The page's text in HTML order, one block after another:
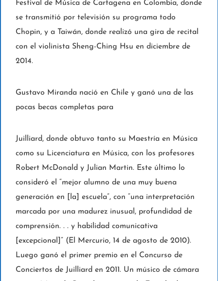
Festival de Música de Cartagena en Colombia, donde
se transmitió por televisión su programa todo
Chopin, y a Taiwán, donde realizó una gira de recital
con el violinista Sheng-Ching Hsu en diciembre de
2014.
Gustavo Miranda nació en Chile y ganó una de las
pocas becas completas para
Juilliard, donde obtuvo tanto su Maestría en Música
como su Licenciatura en Música, con los profesores
Robert McDonald y Julian Martin. Este último lo
consideró el “mejor alumno de una muy buena
generación en [la] escuela”, con “una interpretación
marcada por una madurez inusual, profundidad de
comprensión. . . y habilidad comunicativa
[excepcional]” (El Mercurio, 14 de agosto de 2010).
Luego ganó el primer premio en el Concurso de
Conciertos de Juilliard en 2011. Un músico de cámara